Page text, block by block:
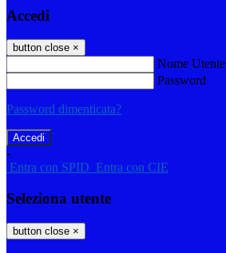
Accedi
button close ×
Nome Utente
Password
Password dimenticata?
-
Entra con SPID Entra con CIE
Seleziona utente
button close ×